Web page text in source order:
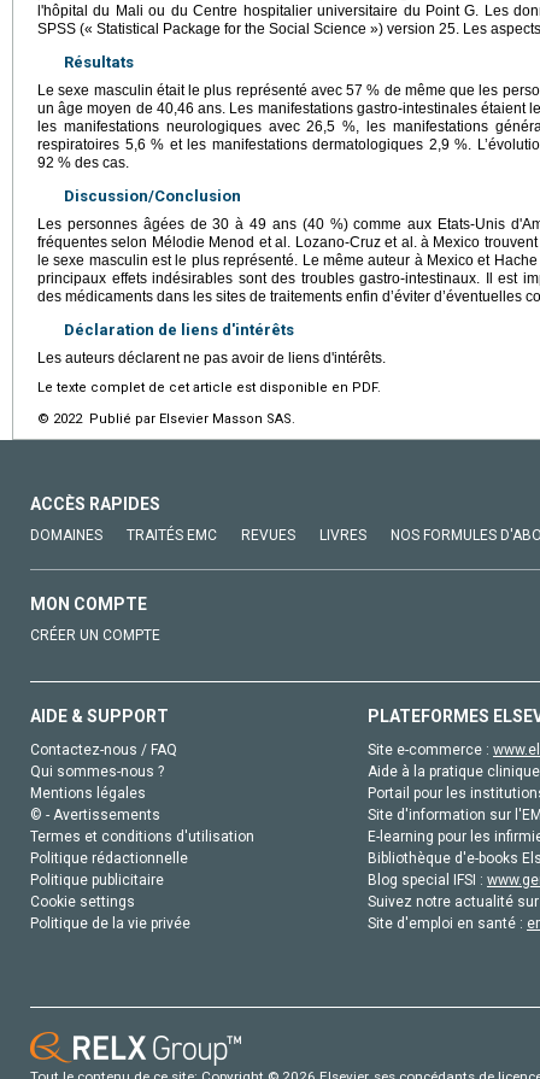
l'hôpital du Mali ou du Centre hospitalier universitaire du Point G. Les
SPSS (« Statistical Package for the Social Science ») version 25. Les
Résultats
Le sexe masculin était le plus représenté avec 57 % de même que les
un âge moyen de 40,46 ans. Les manifestations gastro-intestinales étaient
les manifestations neurologiques avec 26,5 %, les manifestations
respiratoires 5,6 % et les manifestations dermatologiques 2,9 %.
92 % des cas.
Discussion/Conclusion
Les personnes âgées de 30 à 49 ans (40 %) comme aux Etats-Unis
fréquentes selon Mélodie Menod et al. Lozano-Cruz et al. à Mexico
le sexe masculin est le plus représenté. Le même auteur à Mexico et
principaux effets indésirables sont des troubles gastro-intestinaux. Il est
des médicaments dans les sites de traitements enfin d’éviter d’éventuelles
Déclaration de liens d'intérêts
Les auteurs déclarent ne pas avoir de liens d'intérêts.
Le texte complet de cet article est disponible en PDF.
© 2022 Publié par Elsevier Masson SAS.
ACCÈS RAPIDES
DOMAINES TRAITÉS EMC REVUES LIVRES NOS FORMULES
MON COMPTE
CRÉER UN COMPTE
AIDE & SUPPORT
Contactez-nous / FAQ
Qui sommes-nous ?
Mentions légales
© - Avertissements
Termes et conditions d'utilisation
Politique rédactionnelle
Politique publicitaire
Cookie settings
Politique de la vie privée
PLATEFORMES
Site e-commerce :
Aide à la pratique
Portail pour les
Site d'information sur
E-learning pour les
Bibliothèque d'e-books
Blog special IFSI :
Suivez notre actualité
Site d'emploi en santé :